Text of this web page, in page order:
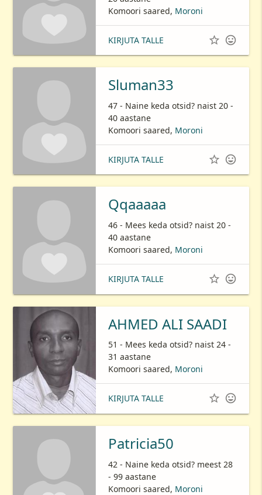
Komoori saared, Moroni
KIRJUTA TALLE  
Sluman33
47 - Naine keda otsid? naist 20 -
40 aastane
Komoori saared, Moroni
KIRJUTA TALLE  
Qqaaaaa
46 - Mees keda otsid? naist 20 -
40 aastane
Komoori saared, Moroni
KIRJUTA TALLE  
AHMED ALI SAADI
51 - Mees keda otsid? naist 24 -
31 aastane
Komoori saared, Moroni
KIRJUTA TALLE  
Patricia50
42 - Naine keda otsid? meest 28
- 99 aastane
Komoori saared, Moroni